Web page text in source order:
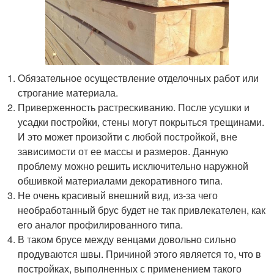
Обязательное осуществление отделочных работ или
строгание материала.
Приверженность растрескиванию. После усушки и
усадки постройки, стены могут покрыться трещинами.
И это может произойти с любой постройкой, вне
зависимости от ее массы и размеров. Данную
проблему можно решить исключительно наружной
обшивкой материалами декоративного типа.
Не очень красивый внешний вид, из-за чего
необработанный брус будет не так привлекателен, как
его аналог профилированного типа.
В таком брусе между венцами довольно сильно
продуваются швы. Причиной этого является то, что в
постройках, выполненных с применением такого